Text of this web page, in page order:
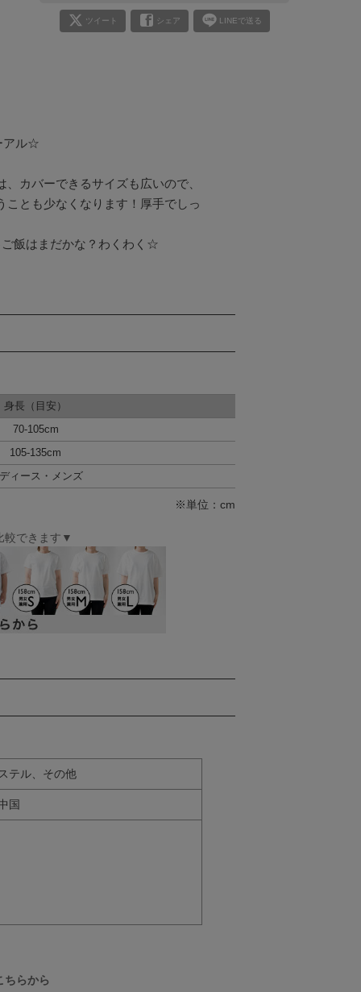
ツイート シェア LINEで送る
アル☆
カバーできるサイズも広いので、
とも少なくなります！厚手でしっ
飯はまだかな？わくわく☆
身長（目安）
70-105cm
105-135cm
ィース・メンズ
※単位：cm
較できます▼
テル、その他
国
ちらから